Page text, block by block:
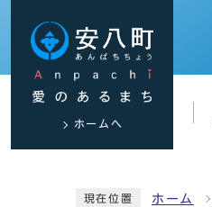
ホームへ
現在位置 ホーム